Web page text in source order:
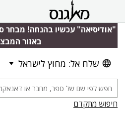
"אודיסיאה" עכשיו בהנחה! מבחר
באזור
שלח אל: מחוץ לישראל
חיפוש מתקדם